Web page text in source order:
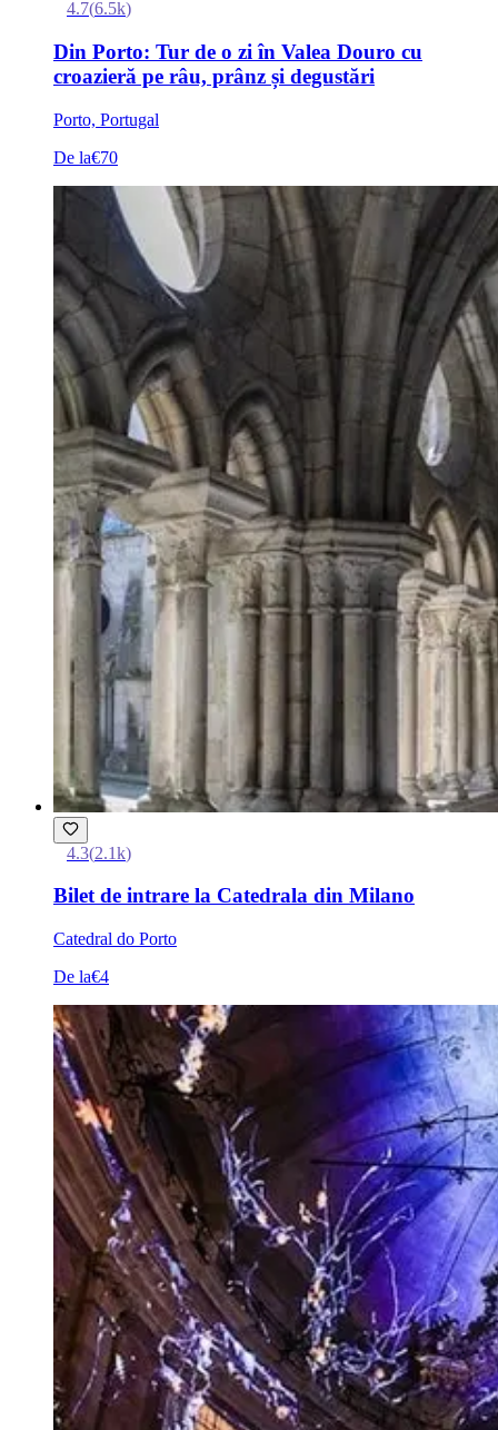
4.7(6.5k)
Din Porto: Tur de o zi în Valea Douro cu
croazieră pe râu, prânz și degustări
Porto, Portugal
De la€70
4.3(2.1k)
Bilet de intrare la Catedrala din Milano
Catedral do Porto
De la€4